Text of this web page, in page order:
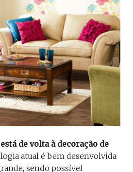
está de volta à decoração de
atual é bem desenvolvida
sendo possível